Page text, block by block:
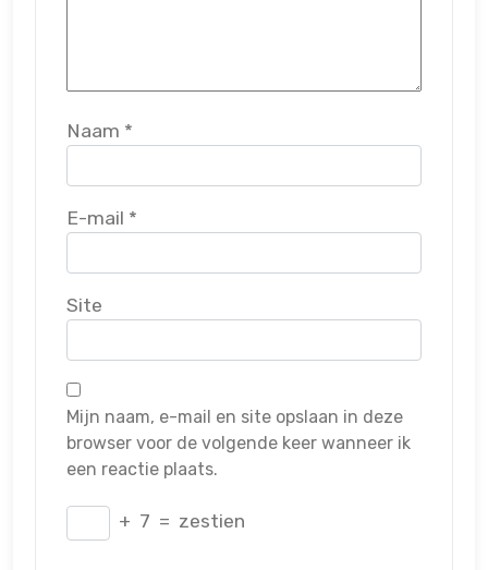
Naam *
E-mail *
Site
Mijn naam, e-mail en site opslaan in deze
browser voor de volgende keer wanneer ik
een reactie plaats.
+ 7 = zestien